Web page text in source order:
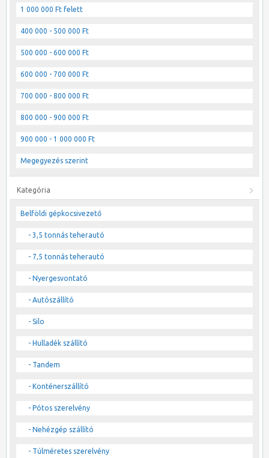
1 000 000 Ft felett
400 000 - 500 000 Ft
500 000 - 600 000 Ft
600 000 - 700 000 Ft
700 000 - 800 000 Ft
800 000 - 900 000 Ft
900 000 - 1 000 000 Ft
Megegyezés szerint
Kategória
Belföldi gépkocsivezető
- 3,5 tonnás teherautó
- 7,5 tonnás teherautó
- Nyergesvontató
- Autószállító
- Silo
- Hulladék szállító
- Tandem
- Konténerszállító
- Pótos szerelvény
- Nehézgép szállító
- Túlméretes szerelvény